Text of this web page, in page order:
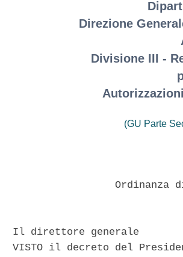
Direzione
Divisione III -
(GU Parte
Ordinanza
  Il direttore generale
VISTO il decreto del